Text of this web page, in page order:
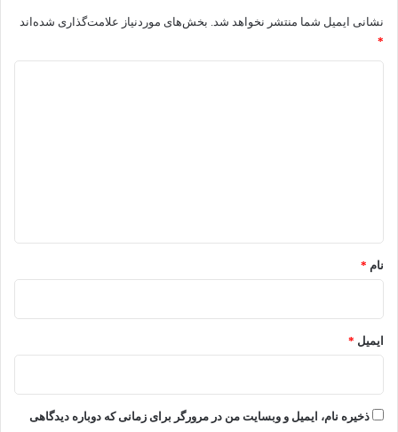
نشانی ایمیل شما منتشر نخواهد شد. بخش‌های موردنیاز علامت‌گذاری شده‌اند
*
نام *
ایمیل *
ذخیره نام، ایمیل و وبسایت من در مرورگر برای زمانی که دوباره دیدگاهی